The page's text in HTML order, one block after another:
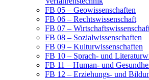
FB 05 – Geowissenschaften
FB 06 – Rechtswissenschaft
FB 07 –
FB 08 – Sozialwissenschaften
FB 09 – Kulturwissenschaften
FB 10 – Sprach- und
FB 11 – Human- und
FB 12 – Erziehungs- und